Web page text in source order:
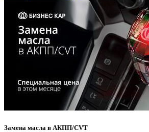
Замена масла в АКПП/CVT